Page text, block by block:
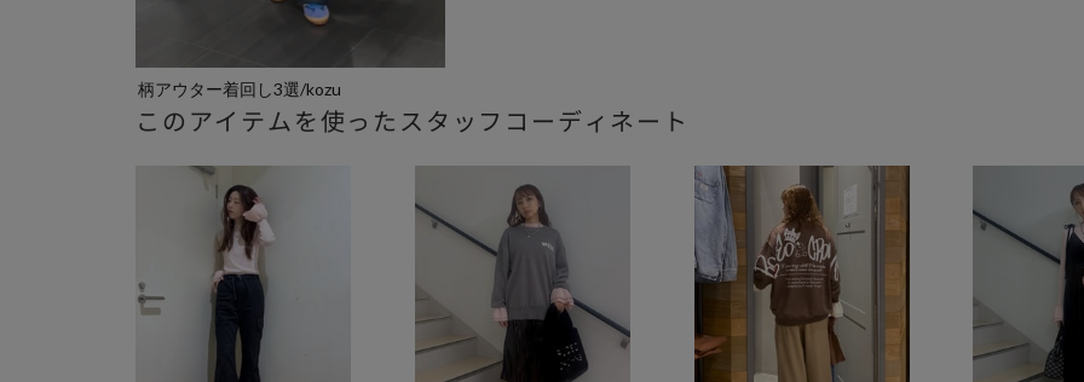
柄アウター着回し3選/kozu
このアイテムを使ったスタッフコーディネート